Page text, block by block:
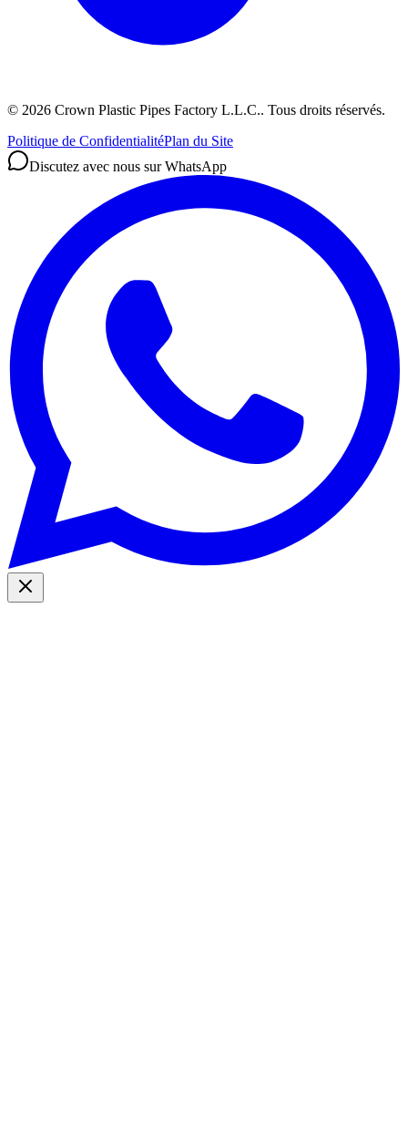
© 2026 Crown Plastic Pipes Factory L.L.C.. Tous droits réservés.
Politique de ConfidentialitéPlan du Site
Discutez avec nous sur WhatsApp